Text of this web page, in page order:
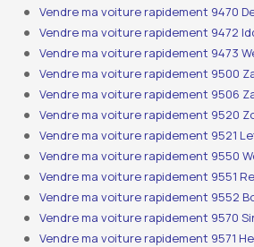
Vendre ma voiture rapidement 9470
Vendre ma voiture rapidement 9472
Vendre ma voiture rapidement 9473
Vendre ma voiture rapidement 9500
Vendre ma voiture rapidement 9506
Vendre ma voiture rapidement 9520
Vendre ma voiture rapidement 9521
Vendre ma voiture rapidement 9550
Vendre ma voiture rapidement 9551
Vendre ma voiture rapidement 9552
Vendre ma voiture rapidement 9570
Vendre ma voiture rapidement 9571